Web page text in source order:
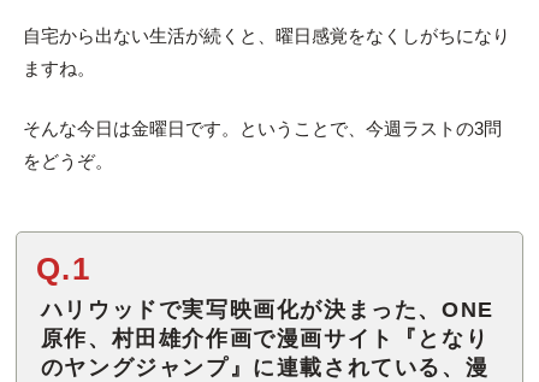
自宅から出ない生活が続くと、曜日感覚をなくしがちになり
ますね。
そんな今日は金曜日です。ということで、今週ラストの3問
をどうぞ。
Q.1
ハリウッドで実写映画化が決まった、ONE
原作、村田雄介作画で漫画サイト『となり
のヤングジャンプ』に連載されている、漫